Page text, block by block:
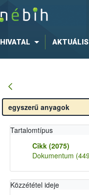
HIVATAL AKTUÁLIS
Tartalomtípus
Cikk (2075)
Dokumentum
Közzététel ideje